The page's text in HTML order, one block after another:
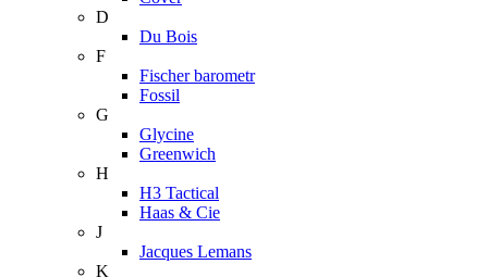
D
Du Bois
F
Fischer barometr
Fossil
G
Glycine
Greenwich
H
H3 Tactical
Haas & Cie
J
Jacques Lemans
K